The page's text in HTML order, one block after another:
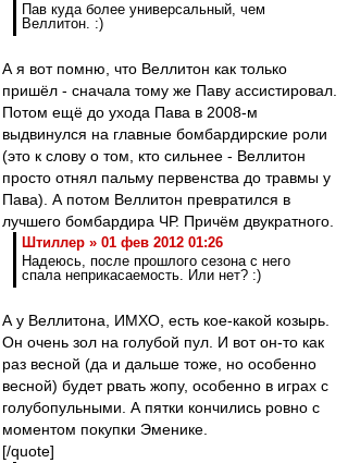
Пав куда более универсальный, чем
Веллитон. :)
А я вот помню, что Веллитон как только
пришёл - сначала тому же Паву ассистировал.
Потом ещё до ухода Пава в 2008-м
выдвинулся на главные бомбардирские роли
(это к слову о том, кто сильнее - Веллитон
просто отнял пальму первенства до травмы у
Пава). А потом Веллитон превратился в
лучшего бомбардира ЧР. Причём двукратного.
Штиллер » 01 фев 2012 01:26
Надеюсь, после прошлого сезона с него
спала неприкасаемость. Или нет? :)
А у Веллитона, ИМХО, есть кое-какой козырь.
Он очень зол на голубой пул. И вот он-то как
раз весной (да и дальше тоже, но особенно
весной) будет рвать жопу, особенно в играх с
голубопульными. А пятки кончились ровно с
моментом покупки Эменике.
[/quote]